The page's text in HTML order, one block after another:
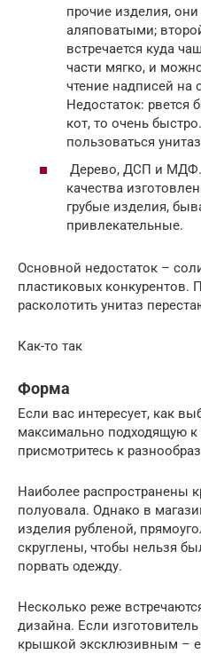
прочие изделия,
аляповатыми;
встречается куда
части мягко, и
чтение надписей на
Недостаток: рвется
кот, то очень
пользоваться
Дерево, ДСП и МДФ.
качества
грубые изделия,
привлекательные.
Основной недостаток –
пластиковых конкурентов.
расколотить унитаз
Как-то так
Форма
Если вас интересует, как
максимально подходящую к
присмотритесь к
Наиболее распространены
полуовала. Однако в
изделия рубленой,
скруглены, чтобы нельзя
порвать одежду.
Несколько реже
дизайна. Если
крышкой эксклюзивным –